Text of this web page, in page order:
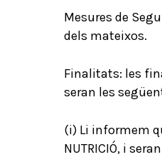
Mesures de
dels mateixos.
Finalitats: les
seran les
(i) Li informem
NUTRICIÓ, i